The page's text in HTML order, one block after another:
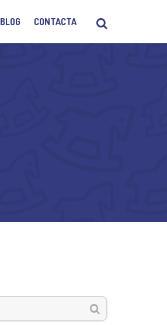
BLOG CONTACTA